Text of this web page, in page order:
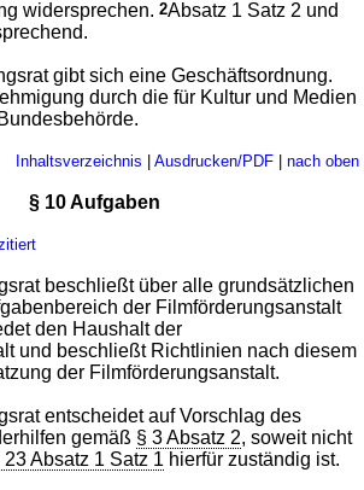
widersprechen.2Absatz 1 Satz 2 und
gibt sich eine Geschäftsordnung.
durch die für Kultur und Medien
Inhaltsverzeichnis | Ausdrucken/PDF| nach oben
§ 10 Aufgaben
beschließt über alle grundsätzlichen
der Filmförderungsanstalt
den Haushalt der
und beschließt Richtlinien nach diesem
der Filmförderungsanstalt.
entscheidet auf Vorschlag des
gemäß § 3 Absatz 2, soweit nicht
23 Absatz 1 Satz 1 hierfür zuständig ist.